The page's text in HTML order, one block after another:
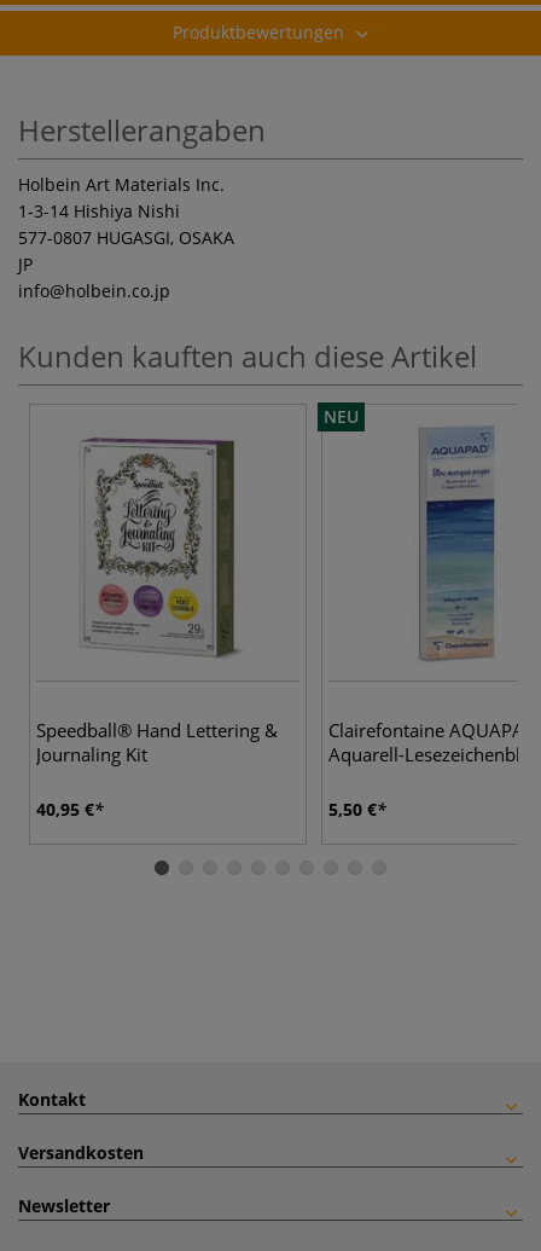
Produktbewertungen
Herstellerangaben
Holbein Art Materials Inc.
1-3-14 Hishiya Nishi
577-0807 HUGASGI, OSAKA
JP
info@holbein.co.jp
Kunden kauften auch diese Artikel
Speedball® Hand Lettering &
Journaling Kit
40,95 €
NEU
Clairefontaine
Aquarell-
5,50 €
Kontakt
Versandkosten
Newsletter